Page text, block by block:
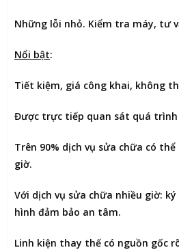
Những lỗi nhỏ. Kiểm tra máy, tư
Nổi bật:
Tiết kiệm, giá công khai, không
Được trực tiếp quan sát quá
Trên 90% dịch vụ sửa chữa có thể
giờ.
Với dịch vụ sửa chữa nhiều giờ: ký
hình đảm bảo an tâm.
Linh kiện thay thế có nguồn gốc